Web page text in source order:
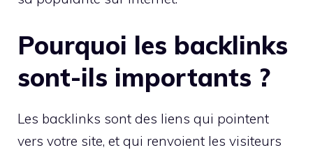
Pourquoi les backlinks
sont-ils importants ?
Les backlinks sont des liens qui pointent
vers votre site, et qui renvoient les visiteurs